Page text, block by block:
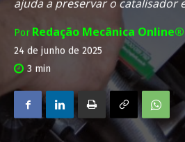
ajuda a preservar o catalisador
Por Redação Mecânica Online®
24 de junho de 2025
3 min